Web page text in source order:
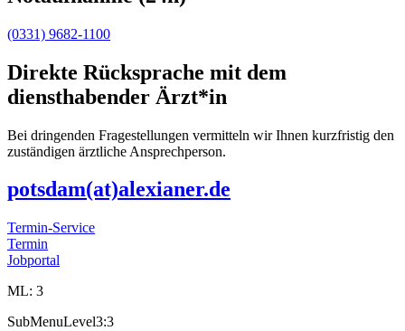
(0331) 9682-1100
Direkte Rücksprache mit dem
diensthabender Ärzt*in
Bei dringenden Fragestellungen vermitteln wir Ihnen kurzfristig den
zuständigen ärztliche Ansprechperson.
potsdam(at)alexianer.de
Termin-Service
Termin
Jobportal
ML: 3
SubMenuLevel3:3